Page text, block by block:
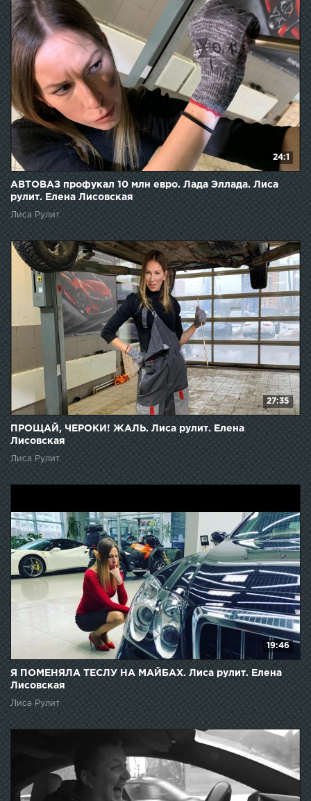
24:1
АВТОВАЗ профукал 10 млн евро. Лада Эллада. Лиса
рулит. Елена Лисовская
Лиса Рулит
27:35
ПРОЩАЙ, ЧЕРОКИ! ЖАЛЬ. Лиса рулит. Елена
Лисовская
Лиса Рулит
19:46
Я ПОМЕНЯЛА ТЕСЛУ НА МАЙБАХ. Лиса рулит. Елена
Лисовская
Лиса Рулит